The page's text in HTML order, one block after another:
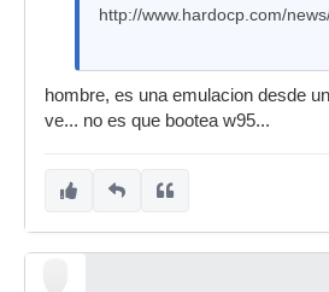
http://www.hardocp.com/
hombre, es una emulacion desde
ve... no es que bootea w95...